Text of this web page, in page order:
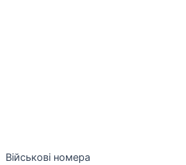
Військові номера